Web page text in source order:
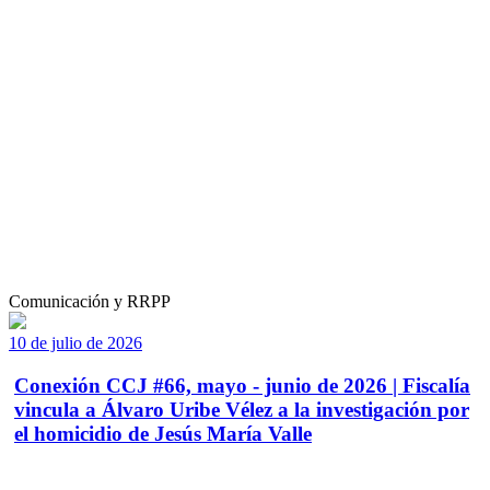
Comunicación y RRPP
10 de julio de 2026
Conexión CCJ #66, mayo - junio de 2026 | Fiscalía
vincula a Álvaro Uribe Vélez a la investigación por
el homicidio de Jesús María Valle